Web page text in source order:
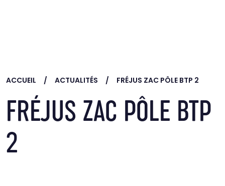
ACCUEIL ACTUALITÉS FRÉJUS ZAC PÔLE BTP 2
FRÉJUS ZAC PÔLE BTP
2